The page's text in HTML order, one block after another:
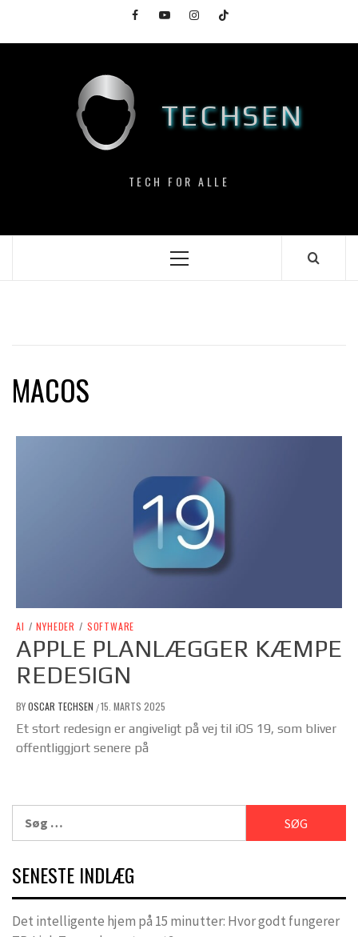
content
FacebookYouTubeInstagramTikTok
TECHSEN
TECH FOR ALLE
Primary
MACOS
AI / NYHEDER / SOFTWARE
APPLE PLANLÆGGER KÆMPE
REDESIGN
BYOSCAR TECHSEN /15. MARTS 2025
Et stort redesign er angiveligt på vej til iOS 19, som bliver
offentliggjort senere på
efter:
SENESTE INDLÆG
Det intelligente hjem på 15 minutter: Hvor godt fungerer